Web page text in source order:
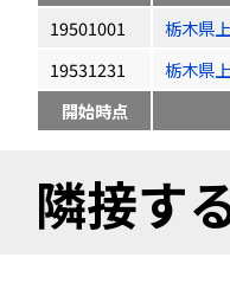
19501001
栃木県
19531231
栃木県
開始時点
隣接す